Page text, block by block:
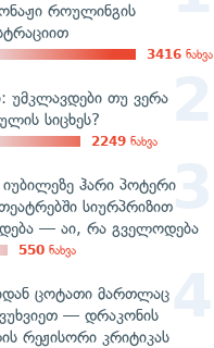
როულინგის
3416 ნახვა
უმკლავდები თუ ვერა
სიცხეს?
2249 ნახვა
ჰარი პოტერი
სიურპრიზით
— აი, რა გველოდება
550 ნახვა
ცოტათი მართლაც
— დრაკონის
რეჟისორი კრიტიკას